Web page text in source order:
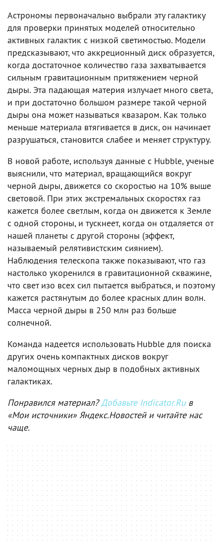
Астрономы первоначально выбрали эту галактику
для проверки принятых моделей относительно
активных галактик с низкой светимостью. Модели
предсказывают, что аккреционный диск образуется,
когда достаточное количество газа захватывается
сильным гравитационным притяжением черной
дыры. Эта падающая материя излучает много света,
и при достаточно большом размере такой черной
дыры она может называться квазаром. Как только
меньше материала втягивается в диск, он начинает
разрушаться, становится слабее и меняет структуру.
В новой работе, используя данные с Hubble, ученые
выяснили, что материал, вращающийся вокруг
черной дыры, движется со скоростью на 10% выше
световой. При этих экстремальных скоростях газ
кажется более светлым, когда он движется к Земле
с одной стороны, и тускнеет, когда он отдаляется от
нашей планеты с другой стороны (эффект,
называемый релятивистским сиянием).
Наблюдения телескопа также показывают, что газ
настолько укоренился в гравитационной скважине,
что свет изо всех сил пытается выбраться, и поэтому
кажется растянутым до более красных длин волн.
Масса черной дыры в 250 млн раз больше
солнечной.
Команда надеется использовать Hubble для поиска
других очень компактных дисков вокруг
маломощных черных дыр в подобных активных
галактиках.
Понравился материал?Добавьте Indicator.Ruв
«Мои источники» Яндекс.Новостей и читайте нас
чаще.